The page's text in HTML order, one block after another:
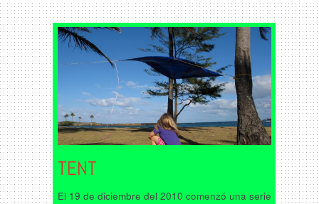
TENT
El 19 de diciembre del 2010 comenzó una serie